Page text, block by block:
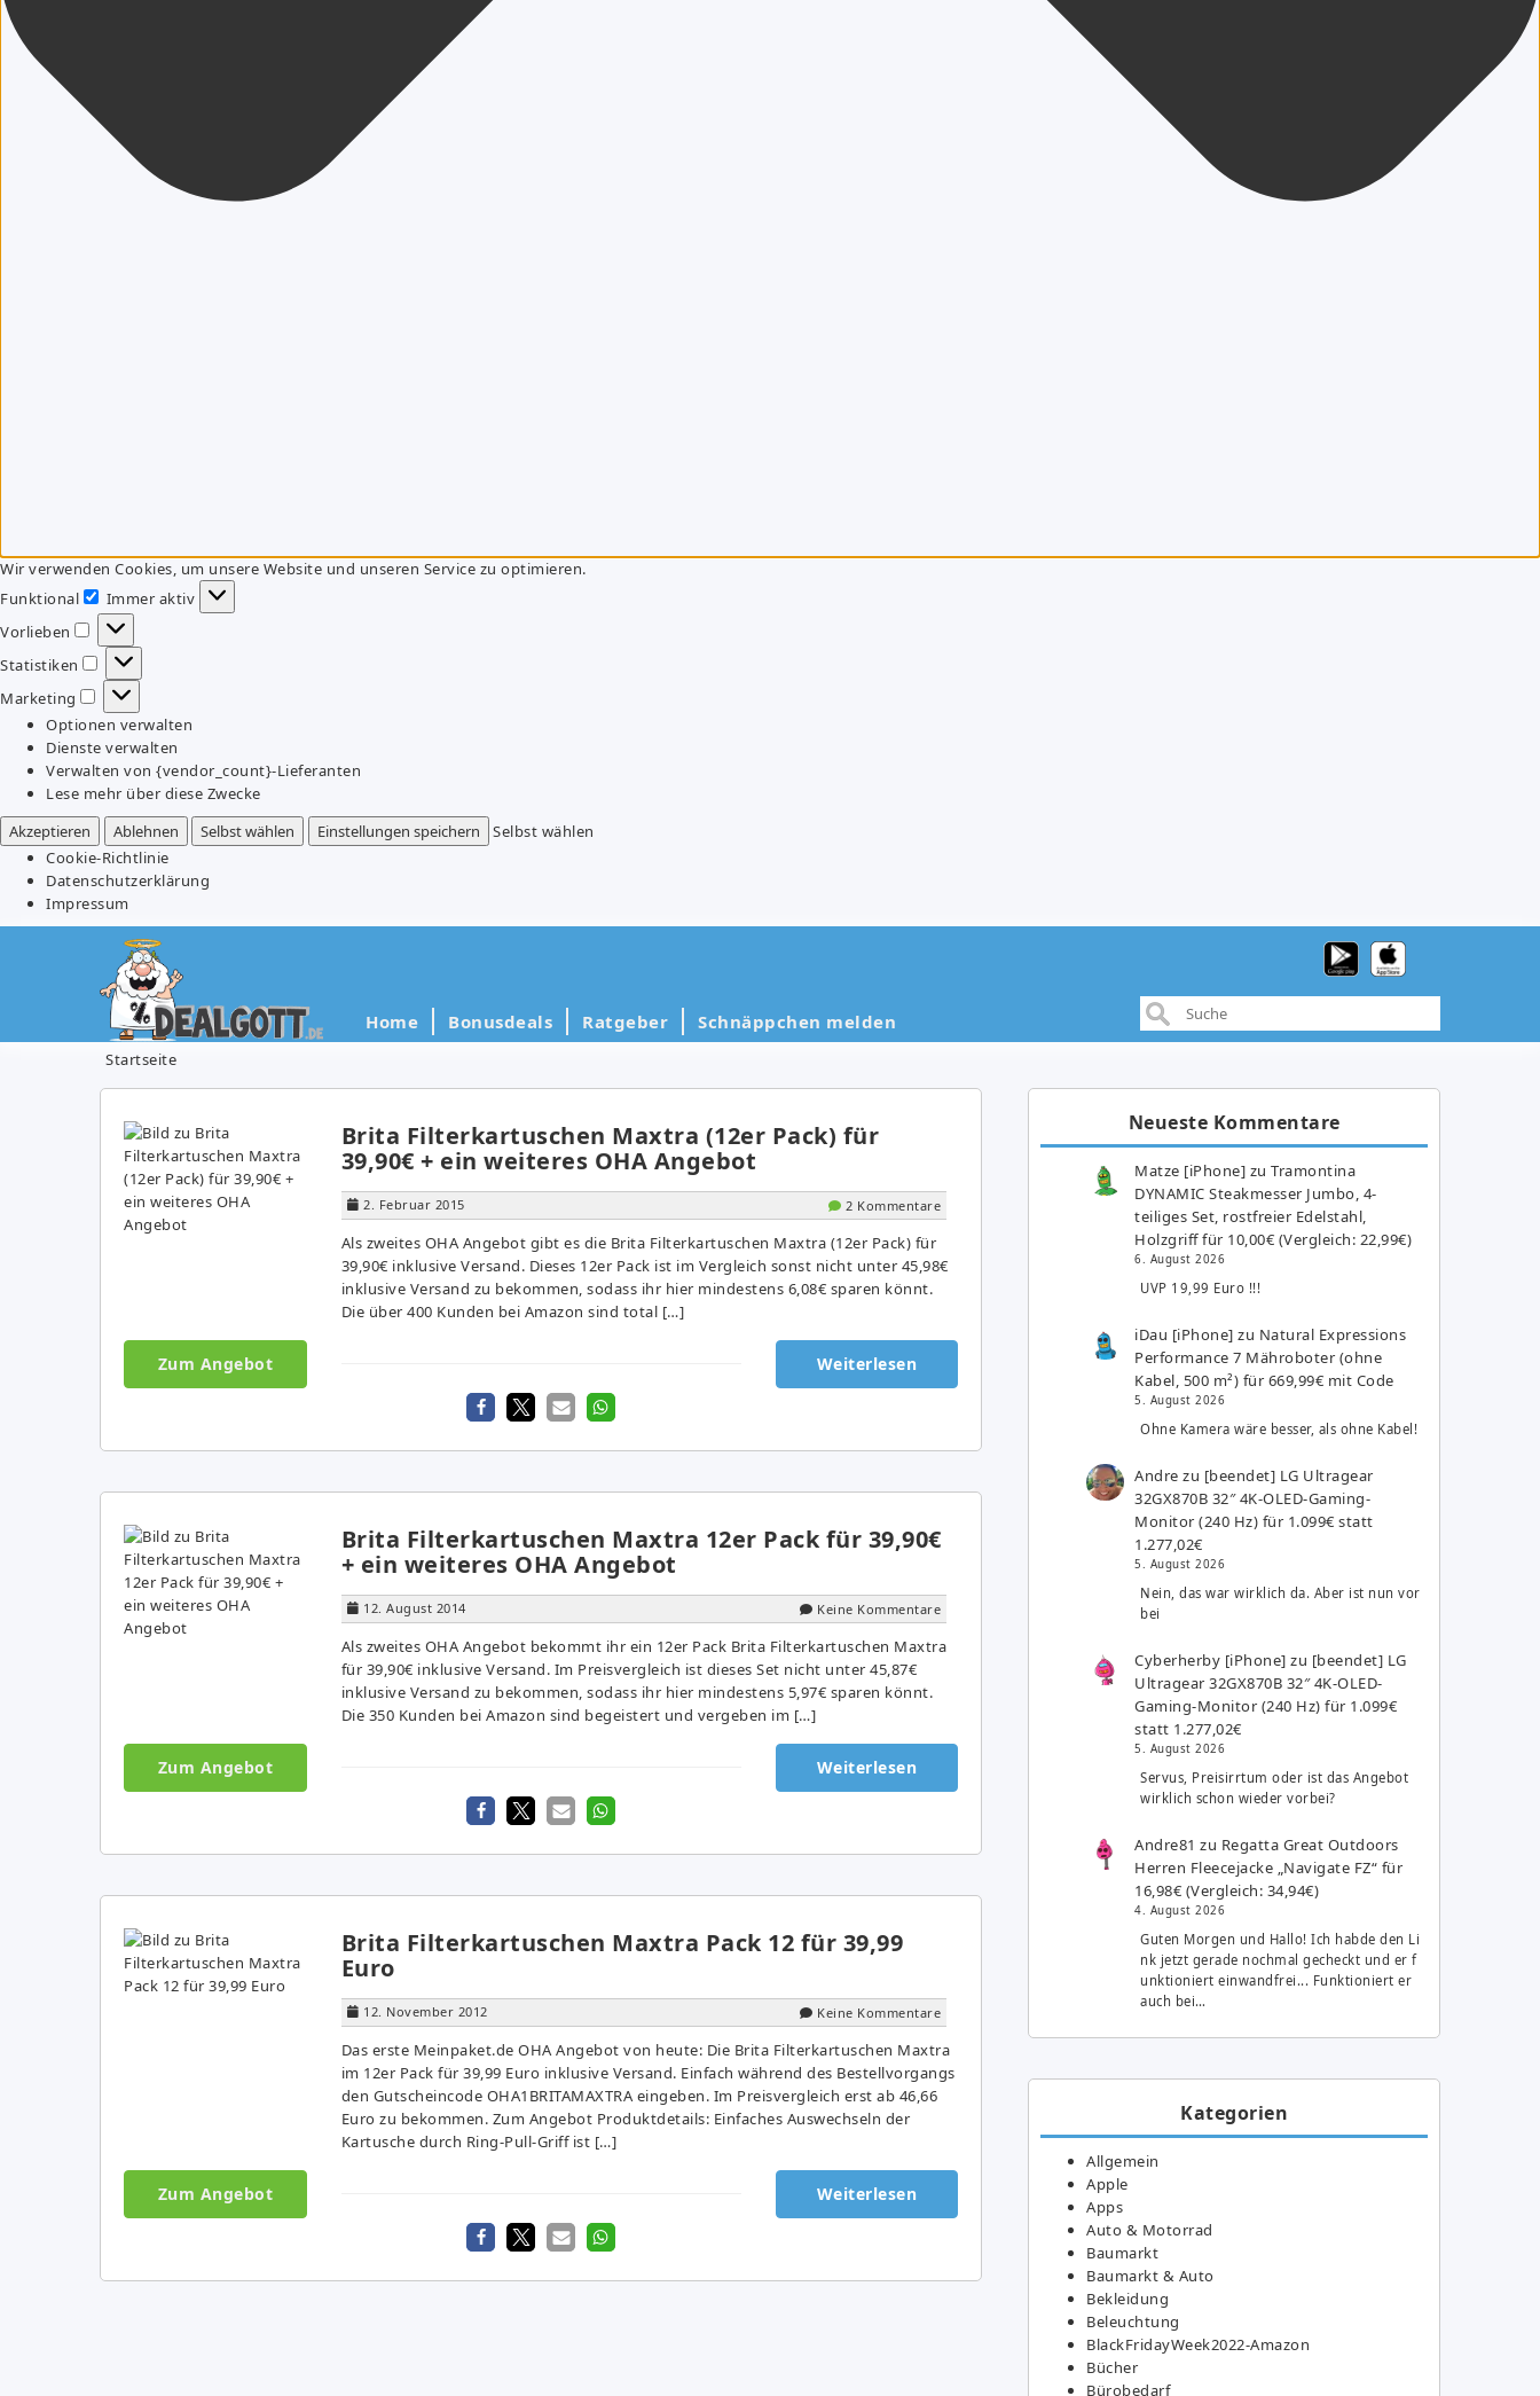
Wir verwenden Cookies, um unsere Website und unseren Service zu optimieren.
Funktional
Funktional
Immer aktiv
Vorlieben
Vorlieben
Statistiken
Statistiken
Marketing
Marketing
Optionen verwalten
Dienste verwalten
Verwalten von {vendor_count}-Lieferanten
Lese mehr über diese Zwecke
Akzeptieren
Ablehnen Selbst wählen Einstellungen speichern
Selbst wählen
Cookie-Richtlinie
Datenschutzerklärung
Impressum
Home Bonusdeals Ratgeber Schnäppchen melden
Startseite
Brita Filterkartuschen Maxtra (12er Pack) für
39,90€ + ein weiteres OHA Angebot
2. Februar 2015 2 Kommentare
Als zweites OHA Angebot gibt es die Brita Filterkartuschen Maxtra (12er Pack) für
39,90€ inklusive Versand. Dieses 12er Pack ist im Vergleich sonst nicht unter 45,98€
inklusive Versand zu bekommen, sodass ihr hier mindestens 6,08€ sparen könnt.
Die über 400 Kunden bei Amazon sind total […]
Zum Angebot Weiterlesen
Brita Filterkartuschen Maxtra 12er Pack für 39,90€
+ ein weiteres OHA Angebot
12. August 2014 Keine Kommentare
Als zweites OHA Angebot bekommt ihr ein 12er Pack Brita Filterkartuschen Maxtra
für 39,90€ inklusive Versand. Im Preisvergleich ist dieses Set nicht unter 45,87€
inklusive Versand zu bekommen, sodass ihr hier mindestens 5,97€ sparen könnt.
Die 350 Kunden bei Amazon sind begeistert und vergeben im […]
Zum Angebot Weiterlesen
Brita Filterkartuschen Maxtra Pack 12 für 39,99
Euro
12. November 2012 Keine Kommentare
Das erste Meinpaket.de OHA Angebot von heute: Die Brita Filterkartuschen Maxtra
im 12er Pack für 39,99 Euro inklusive Versand. Einfach während des Bestellvorgangs
den Gutscheincode OHA1BRITAMAXTRA eingeben. Im Preisvergleich erst ab 46,66
Euro zu bekommen. Zum Angebot Produktdetails: Einfaches Auswechseln der
Kartusche durch Ring-Pull-Griff ist […]
Zum Angebot Weiterlesen
Neueste Kommentare
Matze [iPhone] zuTramontina
DYNAMIC Steakmesser Jumbo, 4-
teiliges Set, rostfreier Edelstahl,
Holzgriff für 10,00€ (Vergleich: 22,99€)
6. August 2026
UVP 19,99 Euro !!!
iDau [iPhone] zu Natural Expressions
Performance 7 Mähroboter (ohne
Kabel, 500 m²) für 669,99€ mit Code
5. August 2026
Ohne Kamera wäre besser, als ohne Kabel!
Andre zu [beendet] LG Ultragear
32GX870B 32″ 4K-OLED-Gaming-
Monitor (240 Hz) für 1.099€ statt
1.277,02€
5. August 2026
Nein, das war wirklich da. Aber ist nun vor
bei
Cyberherby [iPhone] zu [beendet] LG
Ultragear 32GX870B 32″ 4K-OLED-
Gaming-Monitor (240 Hz) für 1.099€
statt 1.277,02€
5. August 2026
Servus, Preisirrtum oder ist das Angebot
wirklich schon wieder vorbei?
Andre81 zu Regatta Great Outdoors
Herren Fleecejacke „Navigate FZ“ für
16,98€ (Vergleich: 34,94€)
4. August 2026
Guten Morgen und Hallo! Ich habde den Li
nk jetzt gerade nochmal gecheckt und er f
unktioniert einwandfrei... Funktioniert er
auch bei…
Kategorien
Allgemein
Apple
Apps
Auto & Motorrad
Baumarkt
Baumarkt & Auto
Bekleidung
Beleuchtung
BlackFridayWeek2022-Amazon
Bücher
Bürobedarf